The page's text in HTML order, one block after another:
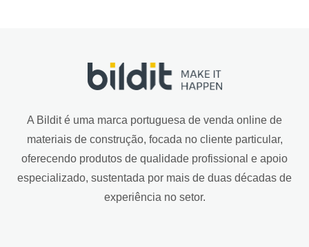
A Bildit é uma marca portuguesa de venda online de
materiais de construção, focada no cliente particular,
oferecendo produtos de qualidade profissional e apoio
especializado, sustentada por mais de duas décadas de
experiência no setor.